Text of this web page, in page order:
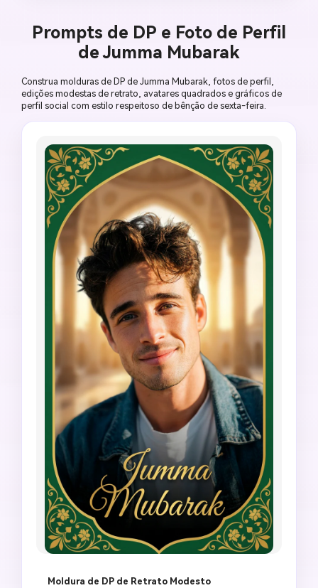
Prompts de DP e Foto de Perfil
de Jumma Mubarak
Construa molduras de DP de Jumma Mubarak, fotos de perfil,
edições modestas de retrato, avatares quadrados e gráficos de
perfil social com estilo respeitoso de bênção de sexta-feira.
Moldura de DP de Retrato Modesto